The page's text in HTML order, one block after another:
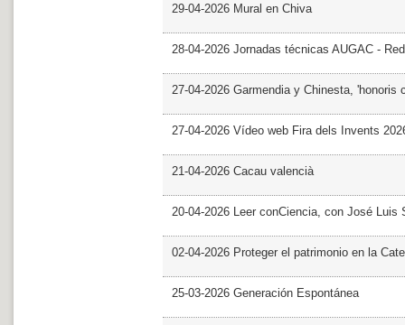
29-04-2026 Mural en Chiva
28-04-2026 Jornadas técnicas AUGAC -
27-04-2026 Garmendia y Chinesta, 'honoris
27-04-2026 Vídeo web Fira dels Invents
21-04-2026 Cacau valencià
20-04-2026 Leer conCiencia, con José Luis
02-04-2026 Proteger el patrimonio en la
25-03-2026 Generación Espontánea